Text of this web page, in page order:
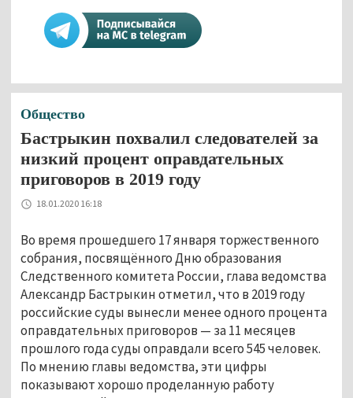
Общество
Бастрыкин похвалил следователей за
низкий процент оправдательных
приговоров в 2019 году
18.01.2020 16:18
Во время прошедшего 17 января торжественного
собрания, посвящённого Дню образования
Следственного комитета России, глава ведомства
Александр Бастрыкин отметил, что в 2019 году
российские суды вынесли менее одного процента
оправдательных приговоров — за 11 месяцев
прошлого года суды оправдали всего 545 человек.
По мнению главы ведомства, эти цифры
показывают хорошо проделанную работу